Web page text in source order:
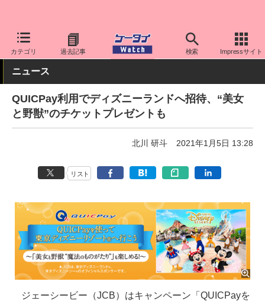
カテゴリ 過去記事 検索 Impressサイト
ケータイ Watch アプリ・サービス 決済/金融
ニュース
QUICPay利用でディズニーランドへ招待、“美女
と野獣”のチケットプレゼントも
北川 研斗 2021年1月5日 13:28
リスト
ジェーシービー（JCB）はキャンペーン「QUICPayを